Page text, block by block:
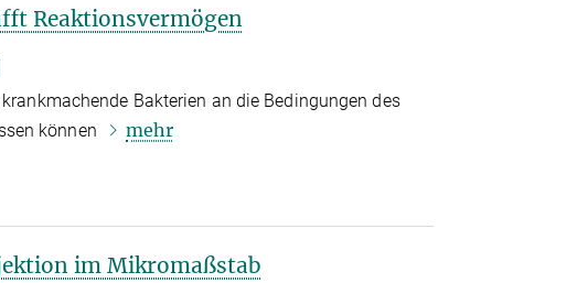
Reaktionsvermögen
Bakterien an die Bedingungen des
können
mehr
im Mikromaßstab